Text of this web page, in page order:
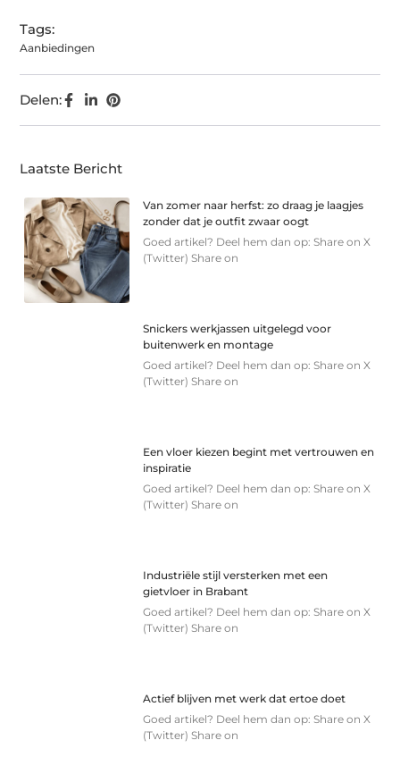
Tags:
Aanbiedingen
Delen:
Laatste Bericht
Van zomer naar herfst: zo draag je laagjes
zonder dat je outfit zwaar oogt
Goed artikel? Deel hem dan op: Share on X
(Twitter) Share on
Snickers werkjassen uitgelegd voor
buitenwerk en montage
Goed artikel? Deel hem dan op: Share on X
(Twitter) Share on
Een vloer kiezen begint met vertrouwen en
inspiratie
Goed artikel? Deel hem dan op: Share on X
(Twitter) Share on
Industriële stijl versterken met een
gietvloer in Brabant
Goed artikel? Deel hem dan op: Share on X
(Twitter) Share on
Actief blijven met werk dat ertoe doet
Goed artikel? Deel hem dan op: Share on X
(Twitter) Share on